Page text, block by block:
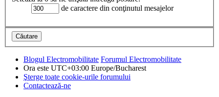
de caractere din conţinutul mesajelor
Blogul Electromobilitate Forumul Electromobilitate
Ora este UTC+03:00 Europe/Bucharest
Şterge toate cookie-urile forumului
Contactează-ne